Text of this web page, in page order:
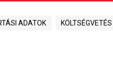
ADATOK KÖLTSÉGVETÉS